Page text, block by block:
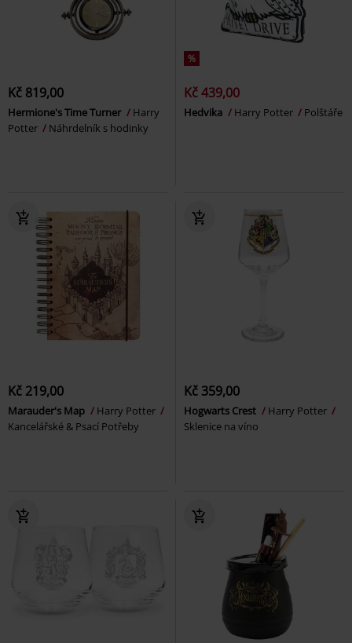
Kč 819,00
Hermione's Time Turner
Harry
Potter
Náhrdelník s hodinky
%
Kč 439,00
Hedvika Harry Potter Polštáře
Kč 219,00
Marauder's Map
Harry Potter
Kancelářské & Psací Potřeby
Kč 359,00
Hogwarts Crest
Harry Potter
Sklenice na víno